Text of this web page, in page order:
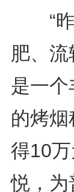
“昨
肥、
是一个
的烤烟
得10
悦，为